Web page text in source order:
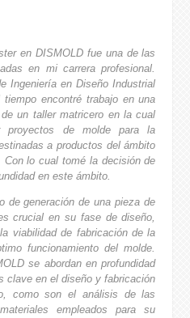
en DISMOLD fue una de las
en mi carrera profesional.
Ingeniería en Diseño Industrial
encontré trabajo en una
un taller matricero en la cual
proyectos de molde para la
a productos del ámbito
Con lo cual tomé la decisión de
en este ámbito.
de generación de una pieza de
crucial en su fase de diseño,
viabilidad de fabricación de la
funcionamiento del molde.
se abordan en profundidad
clave en el diseño y fabricación
como son el análisis de las
empleados para su